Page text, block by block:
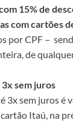
15% de
com cartões
por CPF –
de
sem juros
3x sem juros é
Itaú, na